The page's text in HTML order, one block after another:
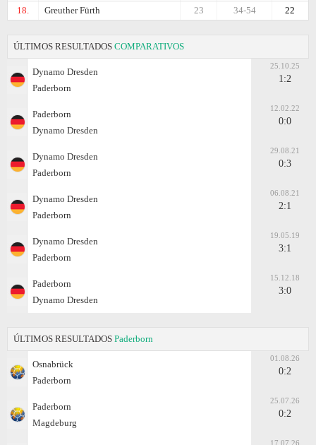
18.
Greuther Fürth 22
34-54
23
ÚLTIMOS RESULTADOS COMPARATIVOS
Dynamo Dresden
Paderborn
25.10.25
1:2
Paderborn
Dynamo Dresden
12.02.22
0:0
Dynamo Dresden
Paderborn
29.08.21
0:3
Dynamo Dresden
Paderborn
06.08.21
2:1
Dynamo Dresden
Paderborn
19.05.19
3:1
Paderborn
Dynamo Dresden
15.12.18
3:0
ÚLTIMOS RESULTADOS Paderborn
Osnabrück
Paderborn
01.08.26
0:2
Paderborn
Magdeburg
25.07.26
0:2
17.07.26